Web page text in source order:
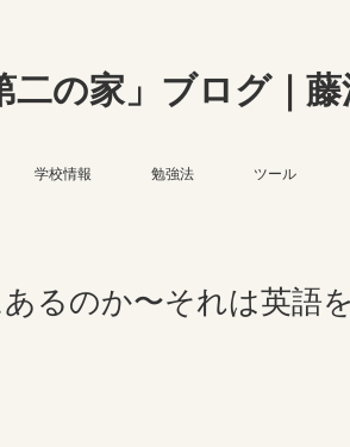
二の家」ブログ｜
学校情報 勉強法 ツール
るのか〜それは英語